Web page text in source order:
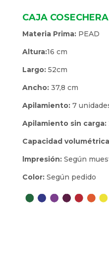
CAJA
Materia Prima:PEAD
Altura:16 cm
Largo:52cm
Ancho:37,8 cm
Apilamiento:7
Apilamiento sin carga:
Capacidad
lmpresión:Según
Color:Según pedido